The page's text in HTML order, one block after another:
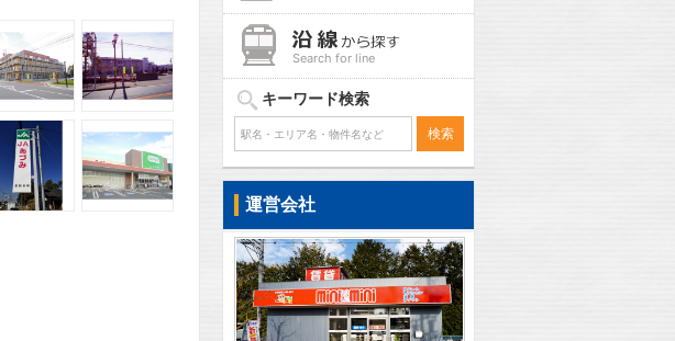
Search for line
キーワード検索
運営会社